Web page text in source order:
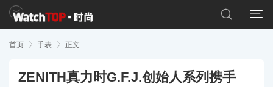


首页  手表  正文
ZENITH真力时G.F.J.创始人系列携手